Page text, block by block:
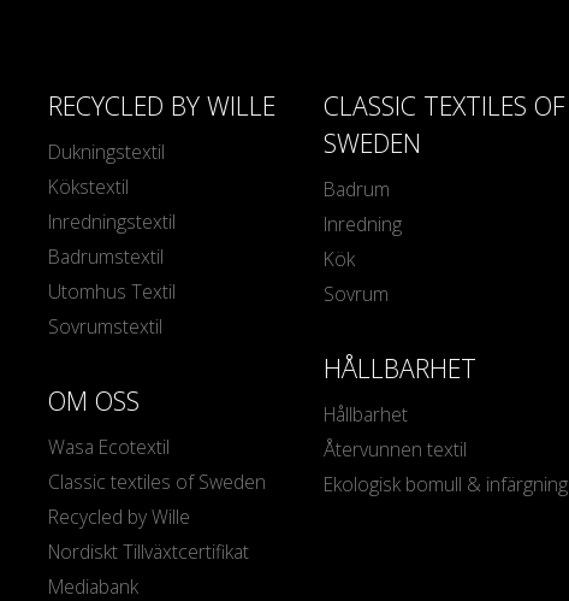
RECYCLED BY WILLE
Dukningstextil
Kökstextil
Inredningstextil
Badrumstextil
Utomhus Textil
Sovrumstextil
OM OSS
Wasa Ecotextil
Classic textiles of Sweden
Recycled by Wille
Nordiskt Tillväxtcertifikat
Mediabank
CLASSIC TEXTILES OF
SWEDEN
Badrum
Inredning
Kök
Sovrum
HÅLLBARHET
Hållbarhet
Återvunnen textil
Ekologisk bomull & infärgning